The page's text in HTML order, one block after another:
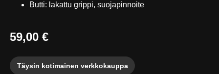
Butti: lakattu grippi, suojapinnoite
59,00 €
Täysin kotimainen verkkokauppa